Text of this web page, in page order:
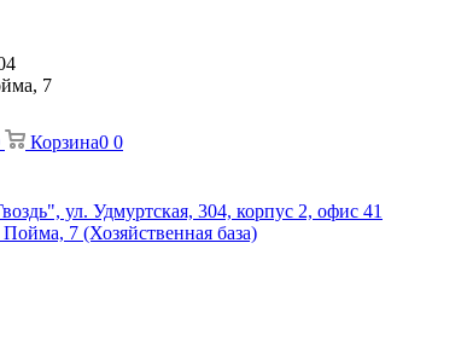
7
Корзина0 0
ул. Удмуртская, 304, корпус 2, офис 41
7 (Хозяйственная база)